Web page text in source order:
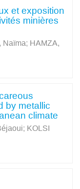
et exposition
minières
Naïma; HAMZA,
by metallic
climate
; KOLSI